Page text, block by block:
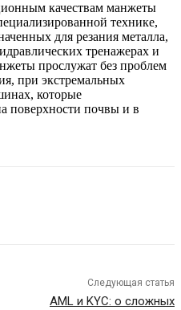
качествам манжеты
технике,
для резания металла,
тренажерах и
прослужат без проблем
при экстремальных
которые
поверхности почвы и в
Следующая статья
AML и KYC: о сложных